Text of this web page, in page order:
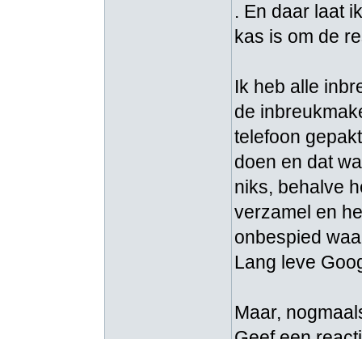
. En daar laat
kas is om de
Ik heb alle
de
telefoon
doen en dat
niks, behalve
verzamel en
onbespied
Lang leve
Maar,